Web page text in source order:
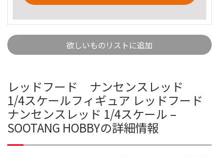
欲しいものリストに追加
レッドフード ナンセンスレッド
1/4スケールフィギュア レッドフード
ナンセンスレッド 1/4スケール –
SOOTANG HOBBYの詳細情報